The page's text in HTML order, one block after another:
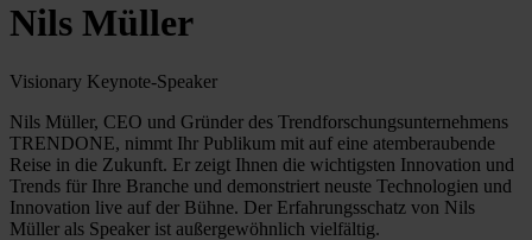
Nils Müller
Visionary Keynote-Speaker
Nils Müller, CEO und Gründer des Trendforschungsunternehmens
TRENDONE, nimmt Ihr Publikum mit auf eine atemberaubende
Reise in die Zukunft. Er zeigt Ihnen die wichtigsten Innovation und
Trends für Ihre Branche und demonstriert neuste Technologien und
Innovation live auf der Bühne. Der Erfahrungsschatz von Nils
Müller als Speaker ist außergewöhnlich vielfältig.